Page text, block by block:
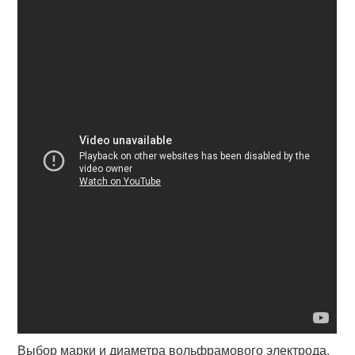
Выбор марки и диаметра вольфрамового электрода.